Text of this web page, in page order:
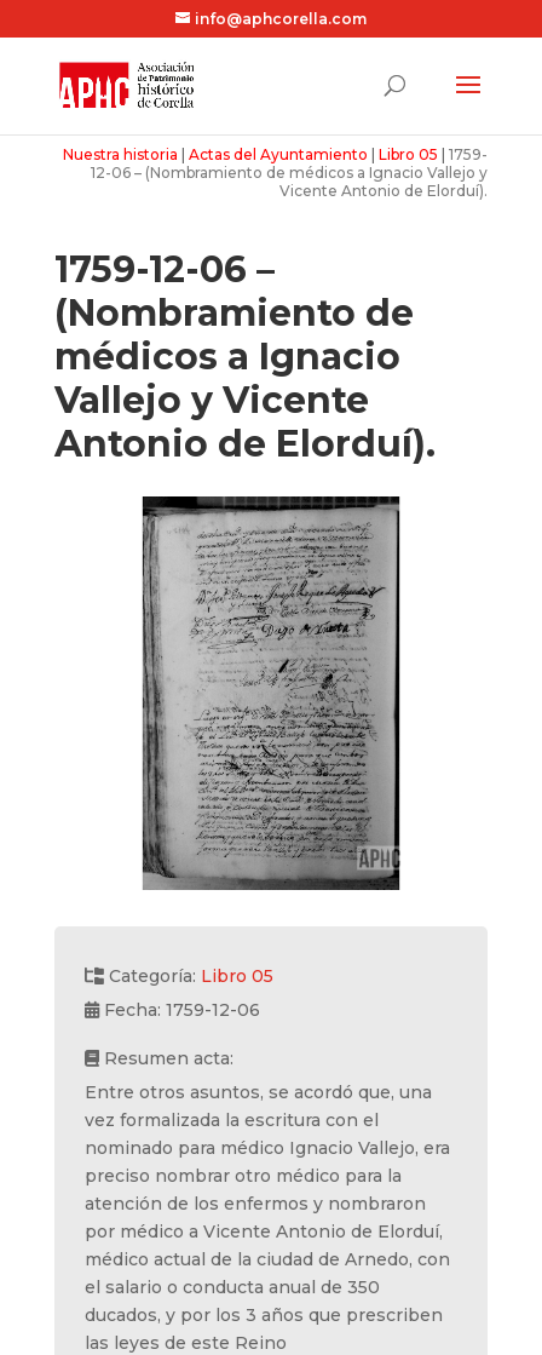
info@aphcorella.com
Nuestra historia |Actas del Ayuntamiento |Libro 05 |1759-
12-06 – (Nombramiento de médicos a Ignacio Vallejo y
Vicente Antonio de Elorduí).
1759-12-06 –
(Nombramiento de
médicos a Ignacio
Vallejo y Vicente
Antonio de Elorduí).
Categoría: Libro 05
Fecha: 1759-12-06
Resumen acta:
Entre otros asuntos, se acordó que, una
vez formalizada la escritura con el
nominado para médico Ignacio Vallejo, era
preciso nombrar otro médico para la
atención de los enfermos y nombraron
por médico a Vicente Antonio de Elorduí,
médico actual de la ciudad de Arnedo, con
el salario o conducta anual de 350
ducados, y por los 3 años que prescriben
las leyes de este Reino